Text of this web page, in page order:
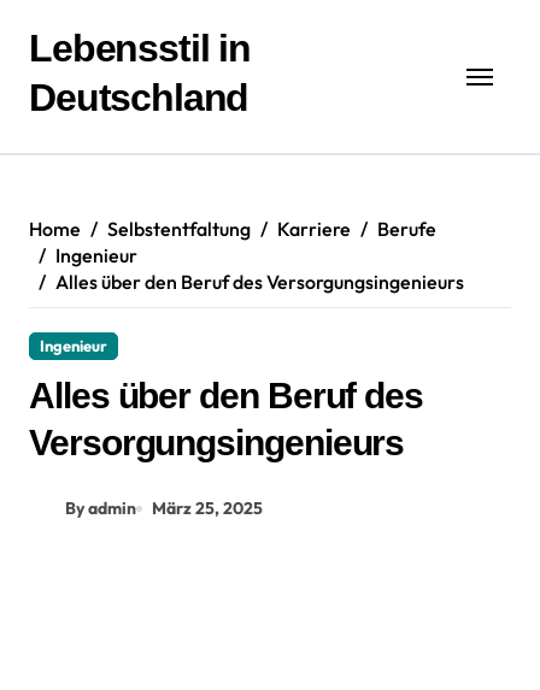
Inhalt
springen
Lebensstil in
Deutschland
Home Selbstentfaltung Karriere
Berufe
Ingenieur
Alles über den Beruf des Versorgungsingenieurs
Ingenieur
Alles über den Beruf des
Versorgungsingenieurs
By admin März 25, 2025